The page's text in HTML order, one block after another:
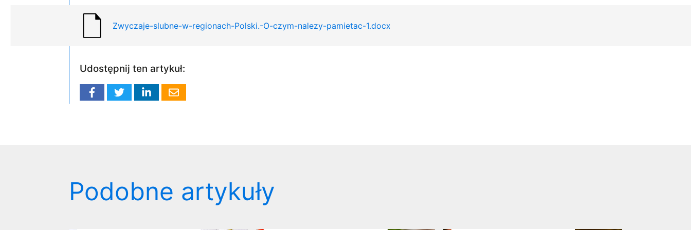
Zwyczaje-slubne-w-regionach-Polski.-O-czym-nalezy-pamietac-1.docx
Udostępnij ten artykuł:
Podobne artykuły